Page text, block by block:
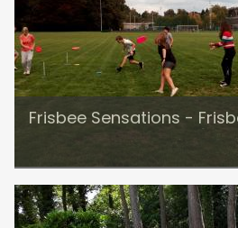
Frisbee Sensations -